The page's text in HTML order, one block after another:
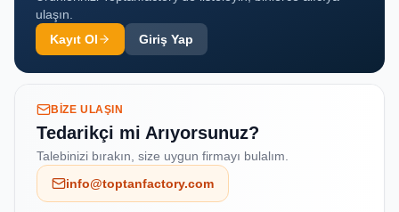
ulaşın.
Kayıt Ol
Giriş Yap
BIZE ULAŞIN
Tedarikçi mi Arıyorsunuz?
Talebinizi bırakın, size uygun firmayı bulalım.
info@toptanfactory.com